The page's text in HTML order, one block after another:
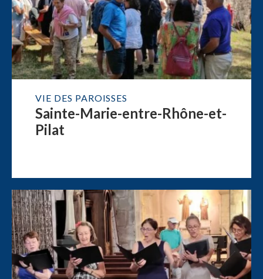
VIE DES PAROISSES
Sainte-Marie-entre-Rhône-et-
Pilat